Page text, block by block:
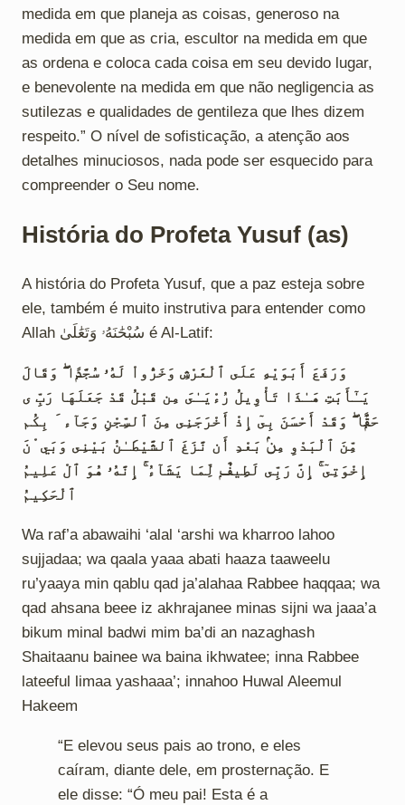
medida em que planeja as coisas, generoso na
medida em que as cria, escultor na medida em que
as ordena e coloca cada coisa em seu devido lugar,
e benevolente na medida em que não negligencia as
sutilezas e qualidades de gentileza que lhes dizem
respeito.” O nível de sofisticação, a atenção aos
detalhes minuciosos, nada pode ser esquecido para
compreender o Seu nome.
História do Profeta Yusuf (as)
A história do Profeta Yusuf, que a paz esteja sobre
ele, também é muito instrutiva para entender como
Allah سُبْحَٰنَهُۥ وَتَعَٰلَىٰ é Al-Latif:
وَرَفَعَ أَبَوَيْهِ عَلَى ٱلْعَرْشِ وَخَرُّواْ لَهُۥ سُجَّدًۭا ۖ وَقَالَ
يَـٰٓأَبَتِ هَـٰذَا تَأْوِيلُ رُءْيَـٰىَ مِن قَبْلُ قَدْ جَعَلَهَا رَبِّ ى
حَقًّۭا ۖ وَقَدْ أَحْسَنَ بِىٓ إِذْ أَخْرَجَنِى مِنَ ٱلسِّجْنِ وَجَآء َ بِكُم
مِّنَ ٱلْبَدْوِ مِنۢ بَعْدِ أَن نَّزَغَ ٱلشَّيْطَـٰنُ بَيْنِى وَبَي ْنَ
إِخْوَتِىٓ ۚ إِنَّ رَبِّى لَطِيفٌۭ لِّمَا يَشَآءُ ۚ إِنَّهُۥ هُوَ ٱلْ عَلِيمُ
ٱلْحَكِيمُ
Wa raf’a abawaihi ‘alal ‘arshi wa kharroo lahoo
sujjadaa; wa qaala yaaa abati haaza taaweelu
ru’yaaya min qablu qad ja’alahaa Rabbee haqqaa; wa
qad ahsana beee iz akhrajanee minas sijni wa jaaa’a
bikum minal badwi mim ba’di an nazaghash
Shaitaanu bainee wa baina ikhwatee; inna Rabbee
lateeful limaa yashaaa’; innahoo Huwal Aleemul
Hakeem
“E elevou seus pais ao trono, e eles
caíram, diante dele, em prosternação. E
ele disse: “Ó meu pai! Esta é a